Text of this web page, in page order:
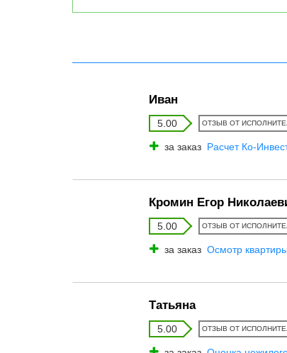
Иван
5.00 ОТЗЫВ ОТ
за заказ Расчет Ко-
Кромин Егор
5.00 ОТЗЫВ ОТ
за заказ Осмотр квартиры
Татьяна
5.00 ОТЗЫВ ОТ